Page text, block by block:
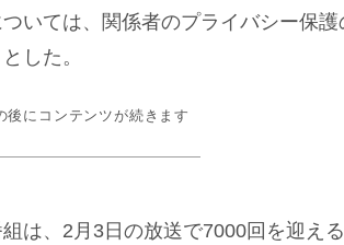
いては、関係者のプライバシー保
した。
後にコンテンツが続きます
は、2月3日の放送で7000回を迎える